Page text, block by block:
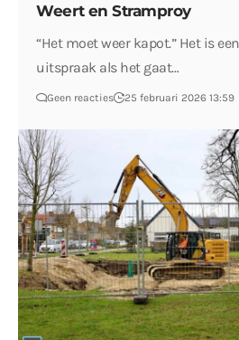
Weert en Stramproy
“Het moet weer kapot.” Het is
uitspraak als het gaat…
Geen reacties 25 februari 2026 13:59